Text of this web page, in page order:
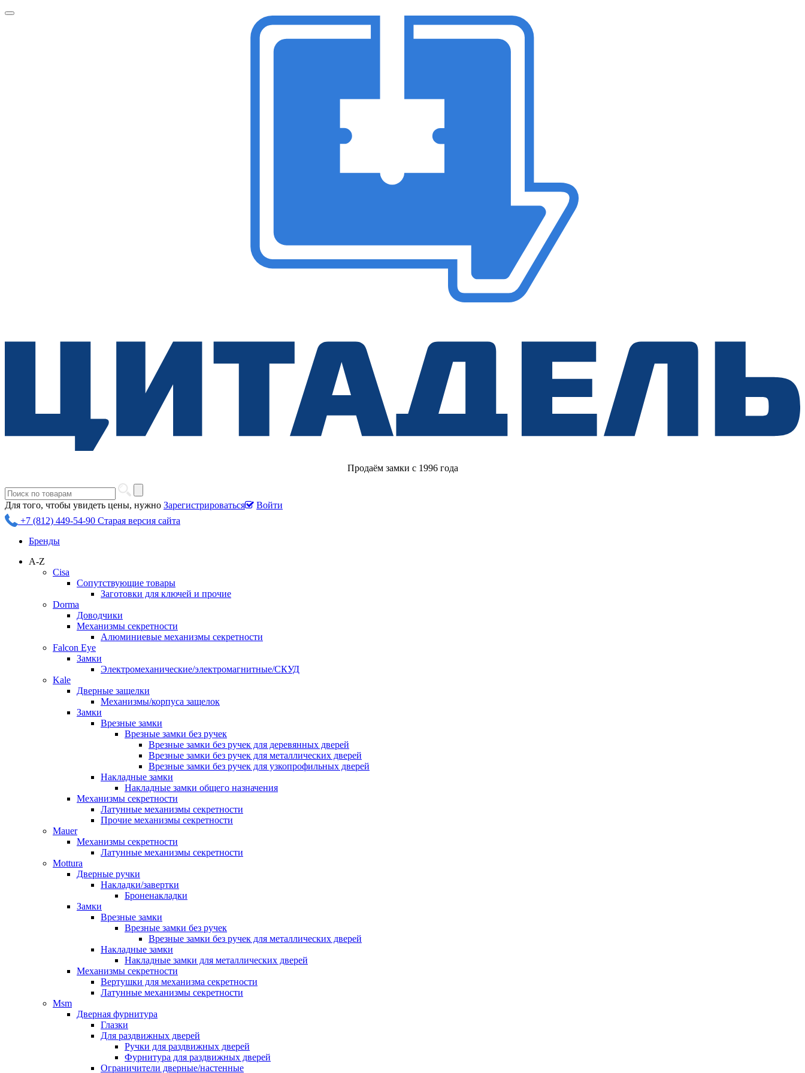
Продаём замки с 1996 года
Для того, чтобы увидеть цены, нужно Зарегистрироваться
Войти
+7 (812) 449-54-90 Старая версия сайта
Бренды
A-Z
Cisa
Сопутствующие товары
Заготовки для ключей и прочие
Dorma
Доводчики
Механизмы секретности
Алюминиевые механизмы секретности
Falcon Eye
Замки
Электромеханические/электромагнитные/СКУД
Kale
Дверные защелки
Механизмы/корпуса защелок
Замки
Врезные замки
Врезные замки без ручек
Врезные замки без ручек для деревянных дверей
Врезные замки без ручек для металлических дверей
Врезные замки без ручек для узкопрофильных дверей
Накладные замки
Накладные замки общего назначения
Механизмы секретности
Латунные механизмы секретности
Прочие механизмы секретности
Mauer
Механизмы секретности
Латунные механизмы секретности
Mottura
Дверные ручки
Накладки/завертки
Броненакладки
Замки
Врезные замки
Врезные замки без ручек
Врезные замки без ручек для металлических дверей
Накладные замки
Накладные замки для металлических дверей
Механизмы секретности
Вертушки для механизма секретности
Латунные механизмы секретности
Msm
Дверная фурнитура
Глазки
Для раздвижных дверей
Ручки для раздвижных дверей
Фурнитура для раздвижных дверей
Ограничители дверные/настенные